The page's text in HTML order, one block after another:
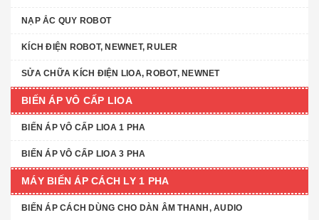
NẠP ẮC QUY ROBOT
KÍCH ĐIỆN ROBOT, NEWNET, RULER
SỬA CHỮA KÍCH ĐIỆN LIOA, ROBOT, NEWNET
BIẾN ÁP VÔ CẤP LIOA
BIẾN ÁP VÔ CẤP LIOA 1 PHA
BIẾN ÁP VÔ CẤP LIOA 3 PHA
MÁY BIẾN ÁP CÁCH LY 1 PHA
BIẾN ÁP CÁCH DÙNG CHO DÀN ÂM THANH, AUDIO